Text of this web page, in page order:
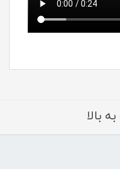
بالا